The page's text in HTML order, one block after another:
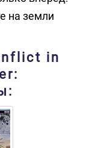
на земли
in